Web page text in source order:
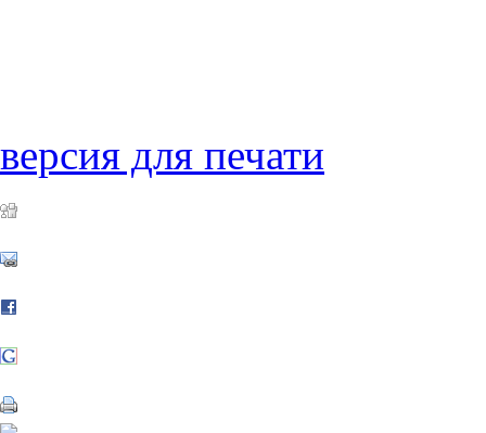
версия для печати